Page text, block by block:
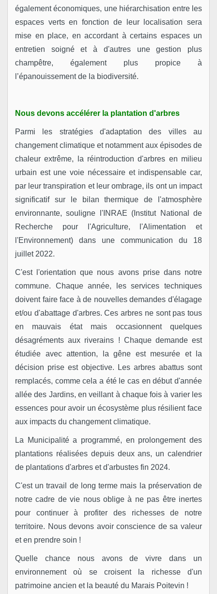
également économiques, une hiérarchisation entre les
espaces verts en fonction de leur localisation sera
mise en place, en accordant à certains espaces un
entretien soigné et à d'autres une gestion plus
champêtre, également plus propice à
l’épanouissement de la biodiversité.
Nous devons accélérer la plantation d'arbres
Parmi les stratégies d'adaptation des villes au
changement climatique et notamment aux épisodes de
chaleur extrême, la réintroduction d'arbres en milieu
urbain est une voie nécessaire et indispensable car,
par leur transpiration et leur ombrage, ils ont un impact
significatif sur le bilan thermique de l'atmosphère
environnante, souligne l'INRAE (Institut National de
Recherche pour l'Agriculture, l'Alimentation et
l'Environnement) dans une communication du 18
juillet 2022.
C'est l'orientation que nous avons prise dans notre
commune. Chaque année, les services techniques
doivent faire face à de nouvelles demandes d'élagage
et/ou d'abattage d'arbres. Ces arbres ne sont pas tous
en mauvais état mais occasionnent quelques
désagréments aux riverains ! Chaque demande est
étudiée avec attention, la gêne est mesurée et la
décision prise est objective. Les arbres abattus sont
remplacés, comme cela a été le cas en début d'année
allée des Jardins, en veillant à chaque fois à varier les
essences pour avoir un écosystème plus résilient face
aux impacts du changement climatique.
La Municipalité a programmé, en prolongement des
plantations réalisées depuis deux ans, un calendrier
de plantations d'arbres et d'arbustes fin 2024.
C'est un travail de long terme mais la préservation de
notre cadre de vie nous oblige à ne pas être inertes
pour continuer à profiter des richesses de notre
territoire. Nous devons avoir conscience de sa valeur
et en prendre soin !
Quelle chance nous avons de vivre dans un
environnement où se croisent la richesse d'un
patrimoine ancien et la beauté du Marais Poitevin !